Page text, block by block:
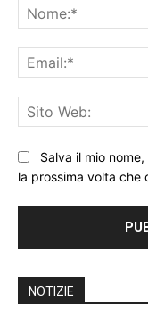
Salva il mio
la prossima volta che
NOTIZIE